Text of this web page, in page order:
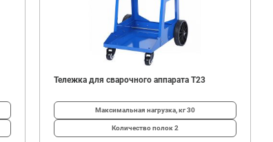
Тележка для сварочного аппарата T23
Максимальная нагрузка, кг30
Количество полок2